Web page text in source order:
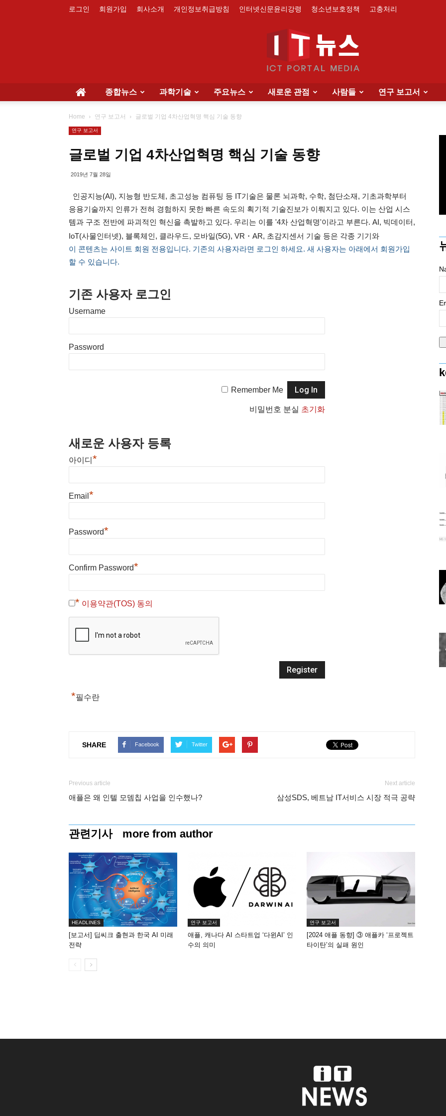
로그인 회원가입 회사소개 개인정보취급방침 인터넷신문윤리강령 청소년보호정책 고충처리
종합뉴스 과학기술 주요뉴스 새로운 관점 사람들 연구 보고서
Home 연구 보고서 글로벌 기업 4차산업혁명 핵심 기술 동향
연구 보고서
글로벌 기업 4차산업혁명 핵심 기술 동향
2019년 7월 28일
인공지능(AI), 지능형 반도체, 초고성능 컴퓨팅 등 IT기술은 물론 뇌과학, 수학, 첨단소재, 기초과학부터
응용기술까지 인류가 전혀 경험하지 못한 빠른 속도의 획기적 기술진보가 이뤄지고 있다. 이는 산업 시스
템과 구조 전반에 파괴적인 혁신을 촉발하고 있다. 우리는 이를 '4차 산업혁명'이라고 부른다. AI, 빅데이터,
IoT(사물인터넷), 블록체인, 클라우드, 모바일(5G), VR・AR, 초감지센서 기술 등은 각종 기기와
이 콘텐츠는 사이트 회원 전용입니다. 기존의 사용자라면 로그인 하세요. 새 사용자는 아래에서 회원가입
할 수 있습니다.
기존 사용자 로그인
Username
Password
Remember Me
비밀번호 분실 초기화
새로운 사용자 등록
아이디 *
Email *
Password*
Confirm Password*
* 이용약관(TOS) 동의
*필수란
SHARE Facebook Twitter
Previous article
애플은 왜 인텔 모뎀칩 사업을 인수했나?
Next article
삼성SDS, 베트남 IT서비스 시장 적극 공략
관련기사 more from author
HEADLINES
[보고서] 딥씨크 출현과 한국 AI 미래
전략
연구 보고서
애플, 캐나다 AI 스타트업 ‘다윈AI’ 인
수의 의미
연구 보고서
[2024 애플 동향] ③ 애플카 ‘프로젝트
타이탄’의 실패 원인